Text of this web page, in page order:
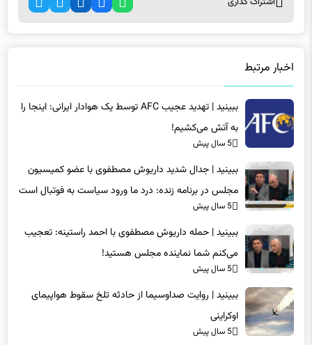
اخبار مرتبط
ببینید | تهدید عجیب AFC توسط یک هوادار ایرانی: اینجا را
به آتش می‌کشیم!
5 سال پیش
ببینید | جدال شدید داریوش مصطفوی با عضو کمیسیون
مجلس در برنامه زنده: درد ما ورود سیاست به فوتبال است
5 سال پیش
ببینید | حمله داریوش مصطفوی با احمد راستینه: تعجیب
می‌کنم شما نماینده مجلس هستید!
5 سال پیش
ببینید | روایت صداوسیما از حادثه تلخ سقوط هواپیمای
اوکراینی
5 سال پیش